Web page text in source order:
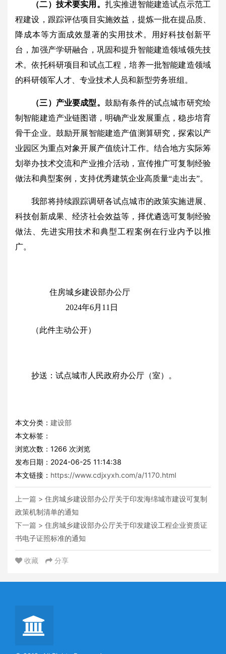
（二）技术要实用。 扎实推进智能建造试点示范工
程建设，跟踪评估项目实施效益，提炼一批在提品质、
降成本等方面成效显著的实用技术。用好科技创新平
台，加强产学研融合，巩固和提升智能建造领域领先技
术。依托科研项目和试点工程，培养一批智能建造领域
的科研领军人才、专业技术人员和新型劳务班组。
（三）产业要成型。 鼓励有条件的试点城市研究绘
制智能建造产业链图谱，明确产业发展重点，稳步培育
骨干企业。鼓励开展智能建造产值测算研究，探索以产
业园区为重点对象开展产值统计工作。结合地方实际筹
划举办技术交流和产业推介活动，宣传推广可复制经验
做法和典型案例，支持优秀建筑企业高质量“走出去”。
我部将持续跟踪调研各试点城市的政策实施进展、
科技创新成果、经济社会效益等，择优遴选可复制经验
做法、先进实用技术和典型工程案例在行业内予以推
广。
住房城乡建设部办公厅
2024年6月11日
（此件主动公开）
抄送：试点城市人民政府办公厅（室）。
本文分类： 建设部
本文标签：
浏览次数： 1266 次浏览
发布日期：2024-06-25 11:14:38
本文链接： https://www.cdjxyxh.com/a/1170.html
上一篇 > 住房城乡建设部办公厅关于印发海绵城市建设可复制
政策机制清单的通知
下一篇 > 住房城乡建设部办公厅关于印发建设工程企业资质证
书电子证照标准的通知
收藏 分享